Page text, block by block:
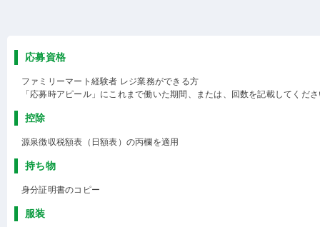
応募資格
ファミリーマート経験者 レジ業務ができる方
「応募時アピール」にこれまで働いた期間、または、回数を記載してくだ
控除
源泉徴収税額表（日額表）の丙欄を適用
持ち物
身分証明書のコピー
服装